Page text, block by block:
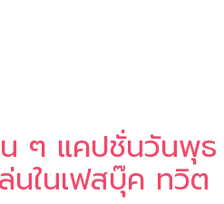
ๆ แคปชั่นวันพุธ
นในเฟสบุ๊ค ทวิต